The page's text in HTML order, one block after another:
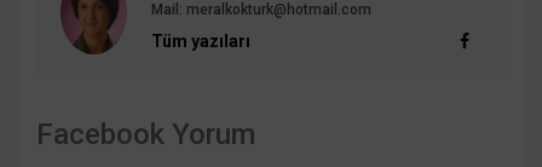
Mail: meralkokturk@hotmail.com
Tüm yazıları
Facebook Yorum